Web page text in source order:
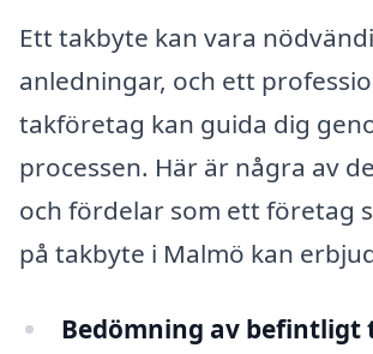
Ett takbyte kan vara
anledningar, och ett
takföretag kan guida dig
processen. Här är några av
och fördelar som ett företag
på takbyte i Malmö kan
Bedömning av befintligt